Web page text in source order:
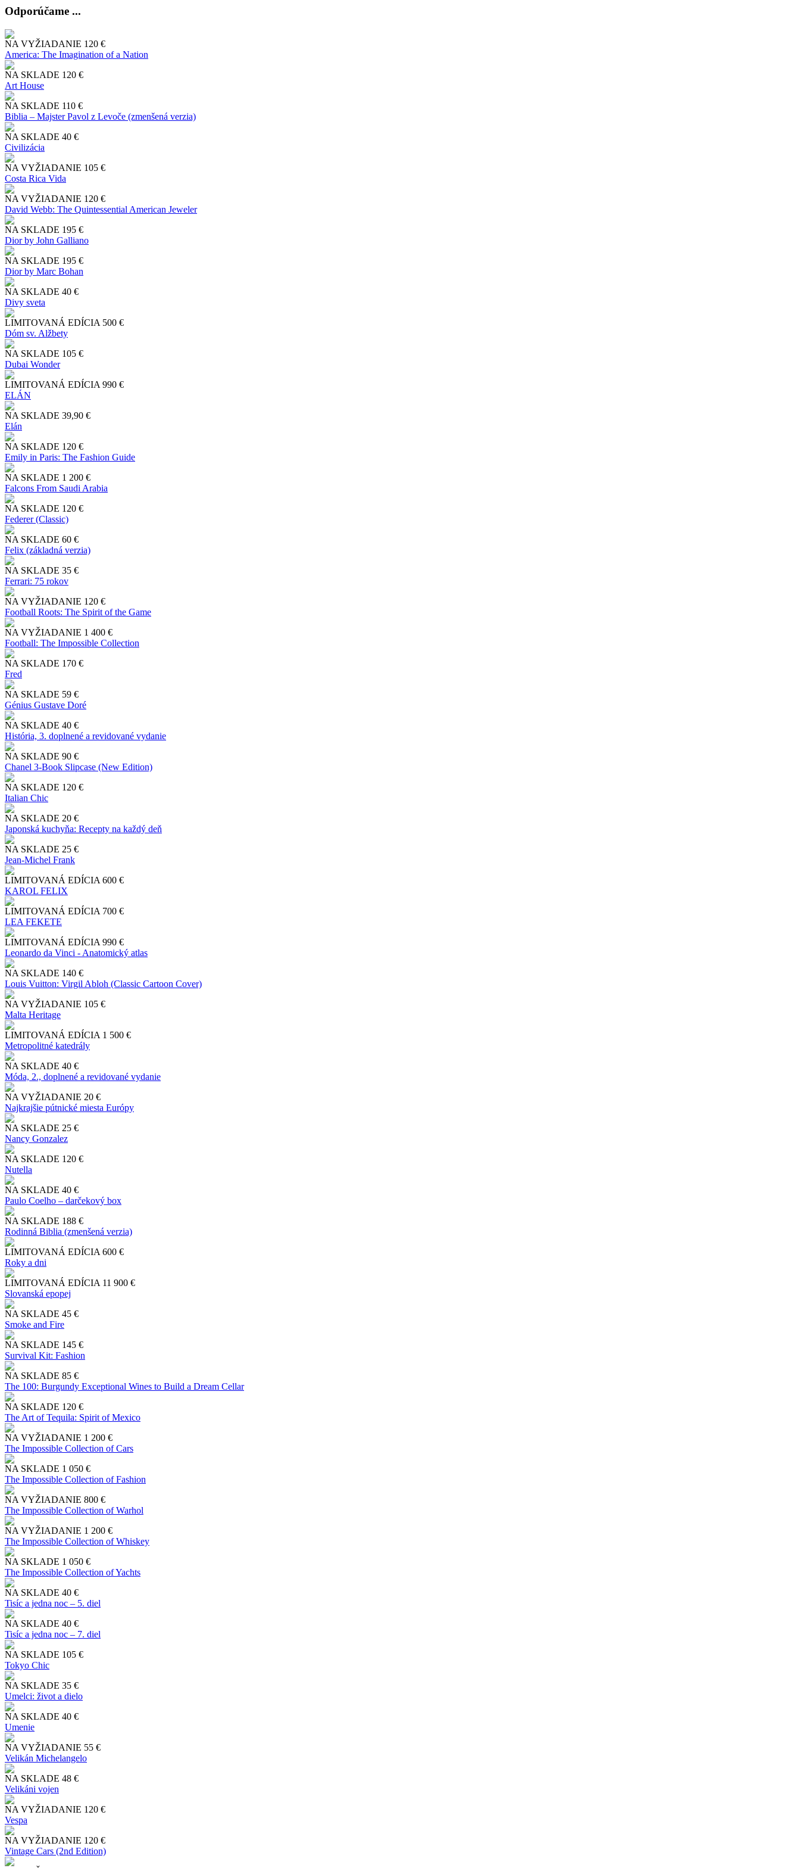
Odporúčame ...
NA VYŽIADANIE 120 €
America: The Imagination of a Nation
NA SKLADE 120 €
Art House
NA SKLADE 110 €
Biblia – Majster Pavol z Levoče (zmenšená verzia)
NA SKLADE 40 €
Civilizácia
NA VYŽIADANIE 105 €
Costa Rica Vida
NA VYŽIADANIE 120 €
David Webb: The Quintessential American Jeweler
NA SKLADE 195 €
Dior by John Galliano
NA SKLADE 195 €
Dior by Marc Bohan
NA SKLADE 40 €
Divy sveta
LIMITOVANÁ EDÍCIA 500 €
Dóm sv. Alžbety
NA SKLADE 105 €
Dubai Wonder
LIMITOVANÁ EDÍCIA 990 €
ELÁN
NA SKLADE 39,90 €
Elán
NA SKLADE 120 €
Emily in Paris: The Fashion Guide
NA SKLADE 1 200 €
Falcons From Saudi Arabia
NA SKLADE 120 €
Federer (Classic)
NA SKLADE 60 €
Felix (základná verzia)
NA SKLADE 35 €
Ferrari: 75 rokov
NA VYŽIADANIE 120 €
Football Roots: The Spirit of the Game
NA VYŽIADANIE 1 400 €
Football: The Impossible Collection
NA SKLADE 170 €
Fred
NA SKLADE 59 €
Génius Gustave Doré
NA SKLADE 40 €
História, 3. doplnené a revidované vydanie
NA SKLADE 90 €
Chanel 3-Book Slipcase (New Edition)
NA SKLADE 120 €
Italian Chic
NA SKLADE 20 €
Japonská kuchyňa: Recepty na každý deň
NA SKLADE 25 €
Jean-Michel Frank
LIMITOVANÁ EDÍCIA 600 €
KAROL FELIX
LIMITOVANÁ EDÍCIA 700 €
LEA FEKETE
LIMITOVANÁ EDÍCIA 990 €
Leonardo da Vinci - Anatomický atlas
NA SKLADE 140 €
Louis Vuitton: Virgil Abloh (Classic Cartoon Cover)
NA VYŽIADANIE 105 €
Malta Heritage
LIMITOVANÁ EDÍCIA 1 500 €
Metropolitné katedrály
NA SKLADE 40 €
Móda, 2., doplnené a revidované vydanie
NA VYŽIADANIE 20 €
Najkrajšie pútnické miesta Európy
NA SKLADE 25 €
Nancy Gonzalez
NA SKLADE 120 €
Nutella
NA SKLADE 40 €
Paulo Coelho – darčekový box
NA SKLADE 188 €
Rodinná Biblia (zmenšená verzia)
LIMITOVANÁ EDÍCIA 600 €
Roky a dni
LIMITOVANÁ EDÍCIA 11 900 €
Slo​vanská epopej
NA SKLADE 45 €
Smoke and Fire
NA SKLADE 145 €
Survival Kit: Fashion
NA SKLADE 85 €
The 100: Burgundy Exceptional Wines to Build a Dream Cellar
NA SKLADE 120 €
The Art of Tequila: Spirit of Mexico
NA VYŽIADANIE 1 200 €
The Impossible Collection of Cars
NA SKLADE 1 050 €
The Impossible Collection of Fashion
NA VYŽIADANIE 800 €
The Impossible Collection of Warhol
NA VYŽIADANIE 1 200 €
The Impossible Collection of Whiskey
NA SKLADE 1 050 €
The Impossible Collection of Yachts
NA SKLADE 40 €
Tisíc a jedna noc – 5. diel
NA SKLADE 40 €
Tisíc a jedna noc – 7. diel
NA SKLADE 105 €
Tokyo Chic
NA SKLADE 35 €
Umelci: život a dielo
NA SKLADE 40 €
Umenie
NA VYŽIADANIE 55 €
Velikán Michelangelo
NA SKLADE 48 €
Velikáni vojen
NA VYŽIADANIE 120 €
Vespa
NA VYŽIADANIE 120 €
Vintage Cars (2nd Edition)